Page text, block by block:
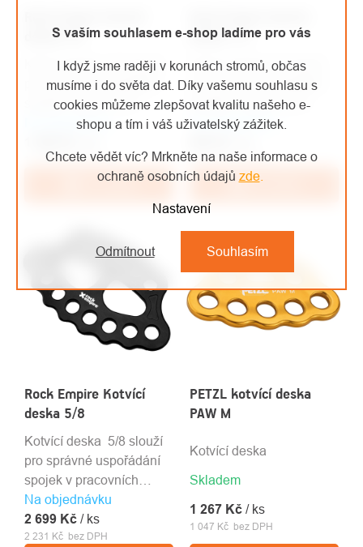
S vaším souhlasem e-shop ladíme pro vás
I když jsme raději v korunách stromů, občas
musíme i do světa dat. Díky vašemu souhlasu s
cookies můžeme zlepšovat kvalitu našeho e-
shopu a tím i váš uživatelský zážitek.
Chcete vědět víc? Mrkněte na naše informace o
ochraně osobních údajů zde.
Nastavení
Odmítnout Souhlasím
deska 3/5
Na objednávku
1 239 Kč bez DPH
Do košíku
Kotvící deska 3/5 slouží
pro správné uspořádání
spojek v pracovních
podmínkách,umožňuje
do několika kotevních
deska 1/3
Na objednávku
743 Kč bez DPH
Do košíku
Kotvící deska 1/3 slouží
pro správné uspořádání
karabin v pracovních
podmínkách.
Rock Empire Kotvící
deska 5/8
Na objednávku
2 231 Kč bez DPH
2 699 Kč / ks
Kotvící deska 5/8 slouží
pro správné uspořádání
spojek v pracovních
podmínkách,umožňuje
rozložit hmotnost zátěže
do několika kotevních
PETZL kotvící deska
PAW M
Skladem
1 047 Kč bez DPH
1 267 Kč / ks
Kotvící deska